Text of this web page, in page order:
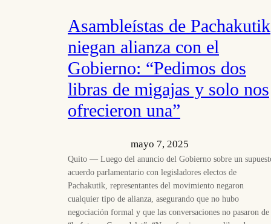
Asambleístas de Pachakutik
niegan alianza con el
Gobierno: “Pedimos dos
libras de migajas y solo nos
ofrecieron una”
mayo 7, 2025
Quito — Luego del anuncio del Gobierno sobre un
acuerdo parlamentario con legisladores electos de
Pachakutik, representantes del movimiento negaron
cualquier tipo de alianza, asegurando que no hubo
negociación formal y que las conversaciones no pasaron de